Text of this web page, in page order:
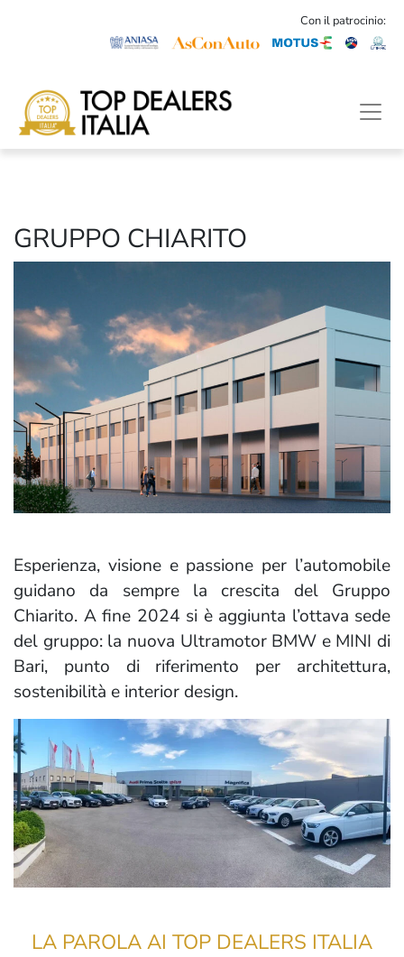
Con il patrocinio:
GRUPPO CHIARITO
Esperienza, visione e passione per l’automobile
guidano da sempre la crescita del Gruppo
Chiarito. A fine 2024 si è aggiunta l’ottava sede
del gruppo: la nuova Ultramotor BMW e MINI di
Bari, punto di riferimento per architettura,
sostenibilità e interior design.
LA PAROLA AI TOP DEALERS ITALIA